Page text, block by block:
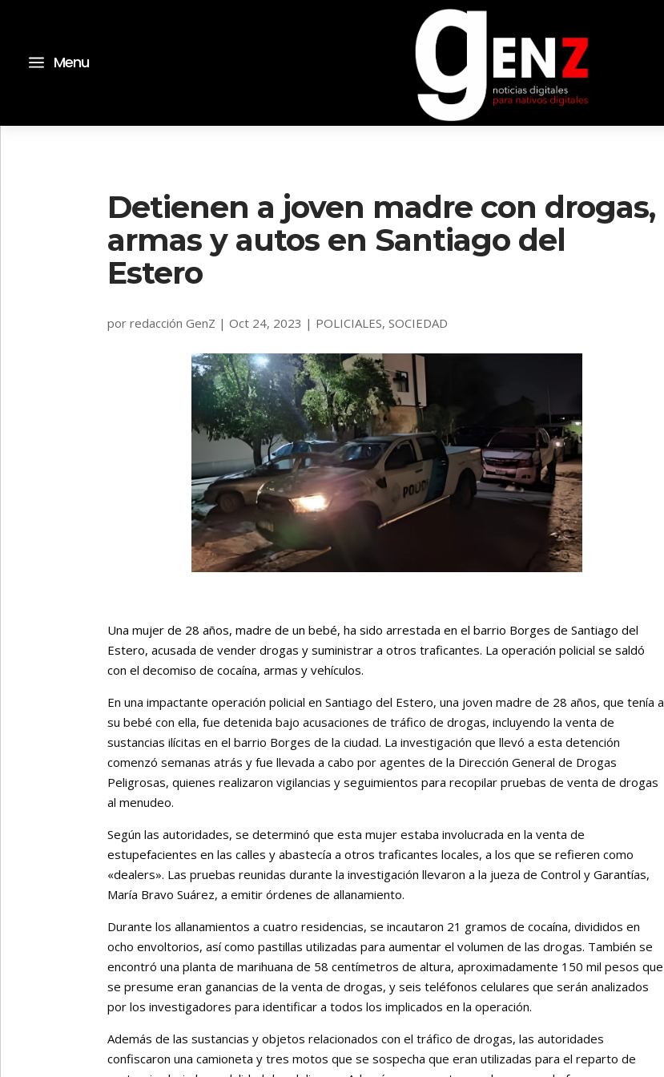
a Menu
Detienen a joven madre con drogas,
armas y autos en Santiago del
Estero
porredacción GenZ |Oct 24, 2023 | POLICIALES,SOCIEDAD
Una mujer de 28 años, madre de un bebé, ha sido arrestada en el barrio Borges de Santiago del
Estero, acusada de vender drogas y suministrar a otros traficantes. La operación policial se saldó
con el decomiso de cocaína, armas y vehículos.
En una impactante operación policial en Santiago del Estero, una joven madre de 28 años, que tenía a
su bebé con ella, fue detenida bajo acusaciones de tráfico de drogas, incluyendo la venta de
sustancias ilícitas en el barrio Borges de la ciudad. La investigación que llevó a esta detención
comenzó semanas atrás y fue llevada a cabo por agentes de la Dirección General de Drogas
Peligrosas, quienes realizaron vigilancias y seguimientos para recopilar pruebas de venta de drogas
al menudeo.
Según las autoridades, se determinó que esta mujer estaba involucrada en la venta de
estupefacientes en las calles y abastecía a otros traficantes locales, a los que se refieren como
«dealers». Las pruebas reunidas durante la investigación llevaron a la jueza de Control y Garantías,
María Bravo Suárez, a emitir órdenes de allanamiento.
Durante los allanamientos a cuatro residencias, se incautaron 21 gramos de cocaína, divididos en
ocho envoltorios, así como pastillas utilizadas para aumentar el volumen de las drogas. También se
encontró una planta de marihuana de 58 centímetros de altura, aproximadamente 150 mil pesos que
se presume eran ganancias de la venta de drogas, y seis teléfonos celulares que serán analizados
por los investigadores para identificar a todos los implicados en la operación.
Además de las sustancias y objetos relacionados con el tráfico de drogas, las autoridades
confiscaron una camioneta y tres motos que se sospecha que eran utilizadas para el reparto de